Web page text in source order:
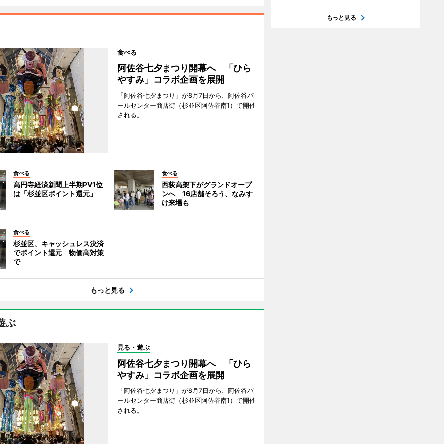
食べる
阿佐谷七夕まつり開幕へ 「ひら
やすみ」コラボ企画を展開
「阿佐谷七夕まつり」が8月7日から、阿佐谷パ
ールセンター商店街（杉並区阿佐谷南1）で開催
される。
食べる
高円寺経済新聞上半期PV1位
は「杉並区ポイント還元」
食べる
西荻高架下がグランドオープ
ンへ 16店舗そろう、なみす
け来場も
食べる
杉並区、キャッシュレス決済
でポイント還元 物価高対策
で
もっと見る
ぶ
見る・遊ぶ
阿佐谷七夕まつり開幕へ 「ひら
やすみ」コラボ企画を展開
「阿佐谷七夕まつり」が8月7日から、阿佐谷パ
ールセンター商店街（杉並区阿佐谷南1）で開催
される。
もっと見る